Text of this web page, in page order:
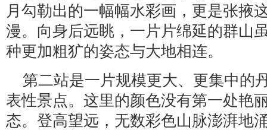
月勾勒出的一幅幅水彩画，更是张掖
漫。向身后远眺，一片片绵延的群山
种更加粗犷的姿态与大地相连。
第二站是一片规模更大、更集中的
表性景点。这里的颜色没有第一处艳
态。登高望远，无数彩色山脉澎湃地